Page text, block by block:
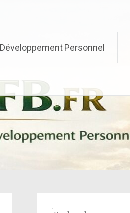
Développement Personnel